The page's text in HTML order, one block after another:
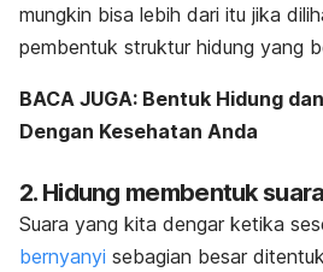
mungkin bisa lebih dari itu jika
pembentuk struktur hidung yang
BACA JUGA: Bentuk Hidung
Dengan Kesehatan Anda
2. Hidung membentuk
Suara yang kita dengar ketika
bernyanyi sebagian besar